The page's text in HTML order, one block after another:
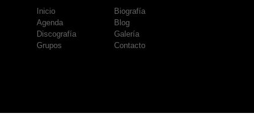
Inicio
Biografía
Agenda
Blog
Discografía
Galería
Grupos
Contacto